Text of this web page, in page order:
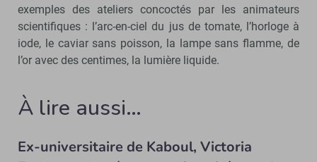
exemples des ateliers concoctés par les animateurs
scientifiques : l’arc-en-ciel du jus de tomate, l’horloge à
iode, le caviar sans poisson, la lampe sans flamme, de
l’or avec des centimes, la lumière liquide.
À lire aussi…
Ex-universitaire de Kaboul, Victoria